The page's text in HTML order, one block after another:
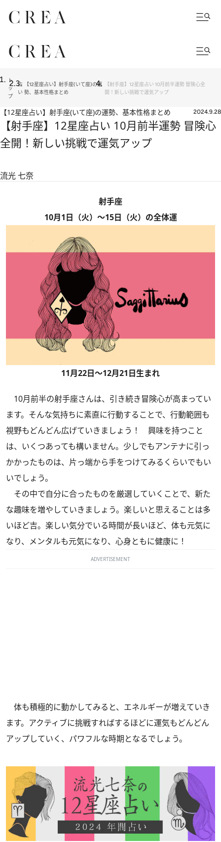
ト
ッ
プ
占
い
【12星座占い】射手座(いて座)の運
勢、基本性格まとめ
【射手座】12星座占い 10月前半運勢 冒険心全
開！新しい挑戦で運気アップ
【12星座占い】射手座(いて座)の運勢、基本性格まとめ 2024.9.28
【射手座】12星座占い 10月前半運勢 冒険心
全開！新しい挑戦で運気アップ
流光 七奈
射手座
10月1日（火）～15日（火）の全体運
11月22日～12月21日生まれ
10月前半の射手座さんは、引き続き冒険心が高まってい
ます。そんな気持ちに素直に行動することで、行動範囲も
視野もどんどん広げていきましょう！ 興味を持つこと
は、いくつあっても構いません。少しでもアンテナに引っ
かかったものは、片っ端から手をつけてみるくらいでもい
いでしょう。
その中で自分に合ったものを厳選していくことで、新た
な趣味を増やしていきましょう。楽しいと思えることは多
いほど吉。楽しい気分でいる時間が長いほど、体も元気に
なり、メンタルも元気になり、心身ともに健康に！
ADVERTISEMENT
体も積極的に動かしてみると、エネルギーが増えていき
ます。アクティブに挑戦すればするほどに運気もどんどん
アップしていく、パワフルな時期となるでしょう。